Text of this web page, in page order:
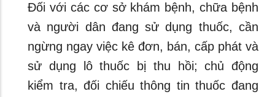
Đối với các cơ sở khám bệnh, chữa bệnh
và người dân đang sử dụng thuốc, cần
ngừng ngay việc kê đơn, bán, cấp phát và
sử dụng lô thuốc bị thu hồi; chủ động
kiểm tra, đối chiếu thông tin thuốc đang